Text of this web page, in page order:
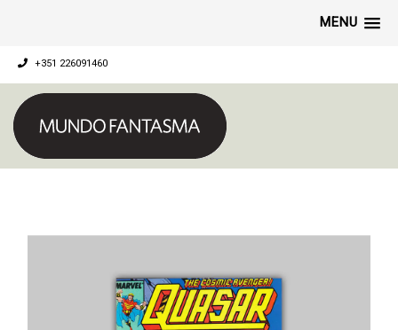
MENU
+351 226091460